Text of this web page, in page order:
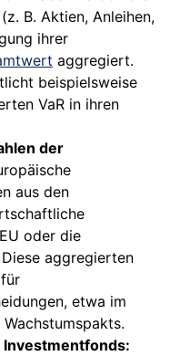
B. Aktien, Anleihen,
ihrer
aggregiert.
beispielsweise
VaR in ihren
der
aus den
oder die
aggregierten
etwa im